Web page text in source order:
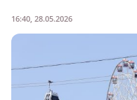
16:40, 28.05.2026